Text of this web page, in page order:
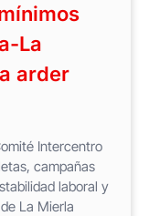
La
arder
Intercentro
campañas
laboral y
La Mierla